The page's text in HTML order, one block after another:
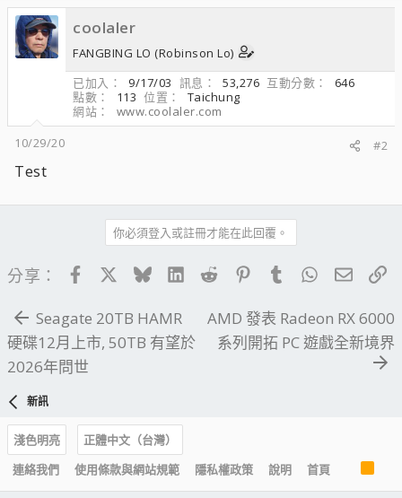
coolaler
FANGBING LO (Robinson Lo)
已加入
9/17/03 訊息 53,276 互動分數
646
點數
113 位置
Taichung
網站
www.coolaler.com
10/29/20
#2
Test
你必須登入或註冊才能在此回覆。
分享： FacebookBlueskyLinkedIn
Reddit PinterestTumblrWhatsApp
電子
Seagate 20TB HAMR
硬碟12月上市, 50TB 有望於
2026年問世
AMD 發表 Radeon RX 6000
系列開拓 PC 遊戲全新境界
新訊
淺色明亮
正體中文（台灣）
連絡我們
使用條款與網站規範 隱私權政策 說明 首頁
S